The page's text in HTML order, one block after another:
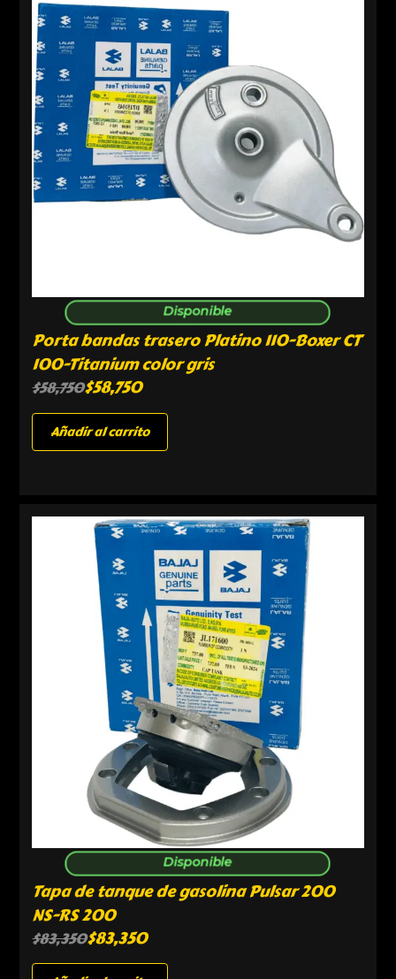
Disponible
Porta bandas trasero Platino 110-Boxer CT
100-Titanium color gris
$58,750$58,750
Añadir al carrito
Disponible
Tapa de tanque de gasolina Pulsar 200
NS-RS 200
$83,350$83,350